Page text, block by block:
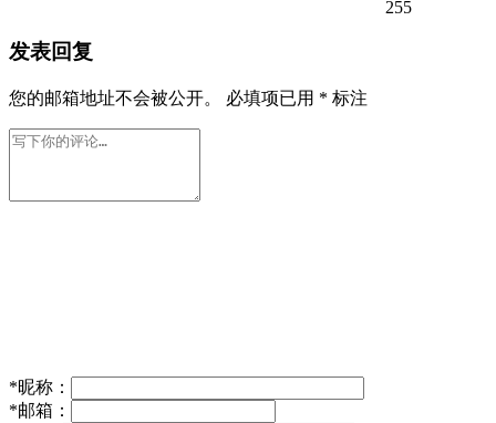
255
发表回复
您的邮箱地址不会被公开。 必填项已用 * 标注
*昵称：
*邮箱：